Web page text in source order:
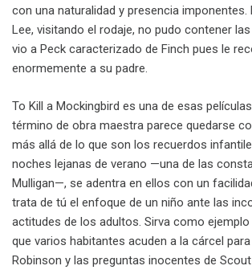
con una naturalidad y presencia imponentes.
Lee, visitando el rodaje, no pudo contener
vio a Peck caracterizado de Finch pues le
enormemente a su padre.
To Kill a Mockingbird es una de esas
término de obra maestra parece quedarse
más allá de lo que son los recuerdos
noches lejanas de verano —una de las
Mulligan—, se adentra en ellos con un
trata de tú el enfoque de un niño ante las
actitudes de los adultos. Sirva como
que varios habitantes acuden a la cárcel
Robinson y las preguntas inocentes de